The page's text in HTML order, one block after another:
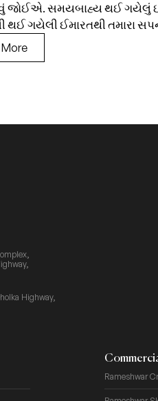
જોઈએ. સમયબાહ્ય થઈ ગયેલું
થઈ ગયેલી ઈમારતથી તમારા
Highway,
Rameshwar